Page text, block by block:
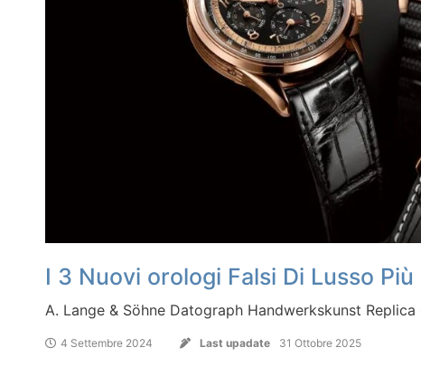
I 3 Nuovi orologi Falsi Di Lusso
A. Lange & Söhne Datograph Handwerkskunst
4 Settembre 2024 Last upadate 31 Ottobre 2025